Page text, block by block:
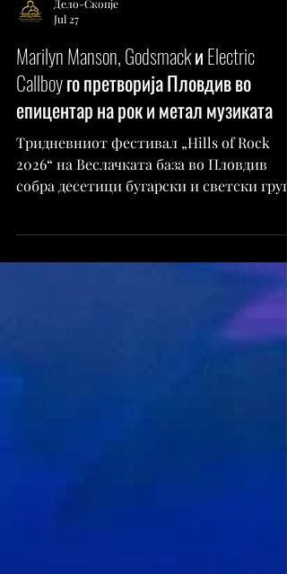
Дело-Скопје
Marilyn Manson, Godsmack и Electric
Callboy го претворија Пловдив во
епицентар на рок и метал музиката
Тридневниот фестивал „Hills of Rock
2026“ на Веслачката база во Пловдив
издание, јавува БГНЕС. Мерлин Менсон
настапи пред најбројната публика во
Godsmack ја одбележаа втората вечер со